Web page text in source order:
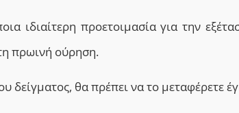
ιδιαίτερη προετοιμασία για την
πρωινή ούρηση.
δείγματος, θα πρέπει να το μεταφέρετε